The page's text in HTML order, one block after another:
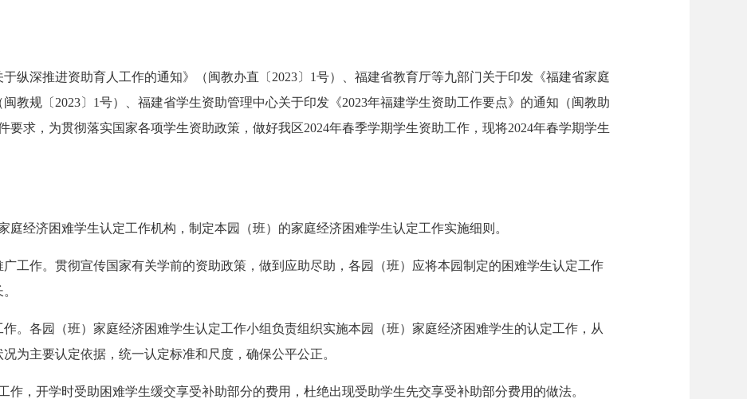
纵深推进资助育人工作的通知》（闽教办直〔2023〕1号）、福建省教育厅等九部门关于印发《福建省家庭
教规〔2023〕1号）、福建省学生资助管理中心关于印发《2023年福建学生资助工作要点》的通知（闽教助
要求，为贯彻落实国家各项学生资助政策，做好我区2024年春季学期学生资助工作，现将2024年春学期学生
庭经济困难学生认定工作机构，制定本园（班）的家庭经济困难学生认定工作实施细则。
工作。贯彻宣传国家有关学前的资助政策，做到应助尽助，各园（班）应将本园制定的困难学生认定工作
。各园（班）家庭经济困难学生认定工作小组负责组织实施本园（班）家庭经济困难学生的认定工作，从
为主要认定依据，统一认定标准和尺度，确保公平公正。
作，开学时受助困难学生缓交享受补助部分的费用，杜绝出现受助学生先交享受补助部分费用的做法。